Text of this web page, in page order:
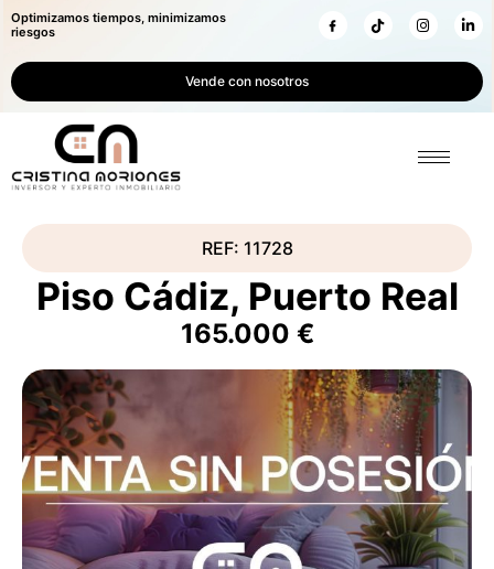
Optimizamos tiempos, minimizamos
riesgos
Vende con nosotros
REF: 11728
Piso Cádiz, Puerto Real
165.000 €